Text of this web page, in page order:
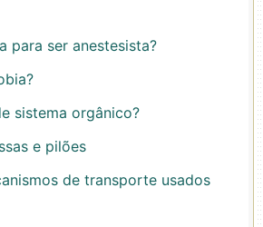
para ser anestesista?
sistema orgânico?
e pilões
de transporte usados